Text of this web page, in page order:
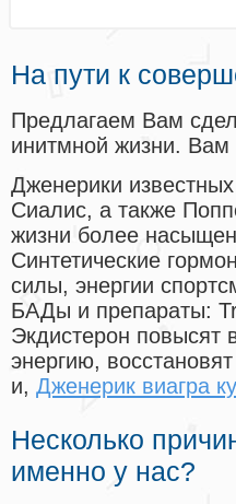
На пути к
Предлагаем Вам
инитмной жизни. Вам
Дженерики
Сиалис, а также
жизни более
Синтетические
силы, энергии
БАДы и препараты:
Экдистерон повысят
энергию,
и, Дженерик виагра
Несколько
именно у нас?